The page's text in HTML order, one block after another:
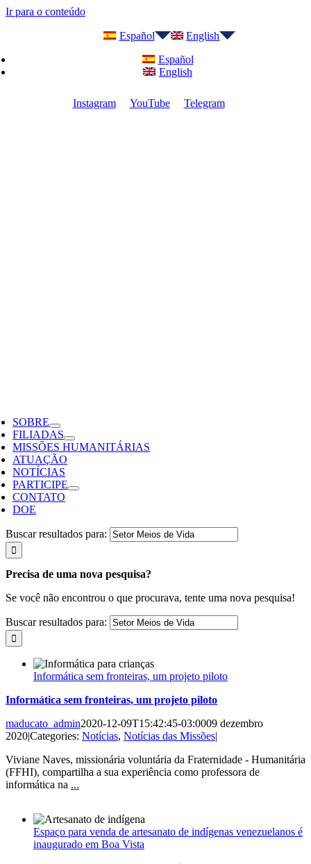
Ir para o conteúdo
Español
English
Español
English
Instagram YouTube Telegram
SOBRE
FILIADAS
MISSÕES HUMANITÁRIAS
ATUAÇÃO
NOTÍCIAS
PARTICIPE
CONTATO
DOE
Buscar resultados para:
Precisa de uma nova pesquisa?
Se você não encontrou o que procurava, tente uma nova pesquisa!
Buscar resultados para:
Informática sem fronteiras, um projeto piloto
Informática sem fronteiras, um projeto piloto
maducato_admin2020-12-09T15:42:45-03:0009 dezembro
2020|Categories: Notícias, Notícias das Missões|
Viviane Naves, missionária voluntária da Fraternidade - Humanitária
(FFHI), compartilha a sua experiência como professora de
informática na ...
Espaço para venda de artesanato de indígenas venezuelanos é
inaugurado em Boa Vista